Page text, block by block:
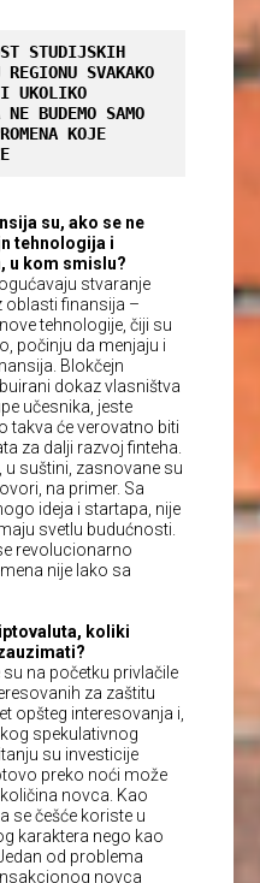
STUDIJSKIH
SVAKAKO
UKOLIKO
BUDEMO SAMO
KOJE
su, ako se ne
tehnologija i
u kom smislu?
stvaranje
oblasti finansija –
tehnologije, čiji su
počinju da menjaju i
Blokčejn
dokaz vlasništva
učesnika, jeste
takva će verovatno biti
za dalji razvoj finteha.
suštini, zasnovane su
na primer. Sa
ideja i startapa, nije
svetlu budućnosti.
revolucionarno
nije lako sa
koliki
na početku privlačile
za zaštitu
opšteg interesovanja i,
spekulativnog
su investicije
preko noći može
novca. Kao
se češće koriste u
karaktera nego kao
od problema
novca